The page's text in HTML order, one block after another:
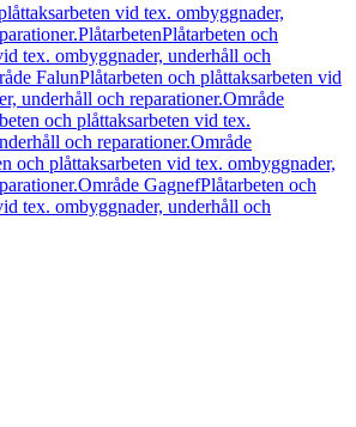
vid tex. ombyggnader,
PlåtarbetenPlåtarbeten och
tex. ombyggnader, underhåll och
FalunPlåtarbeten och plåttaksarbeten vid
underhåll och reparationer.Område
och plåttaksarbeten vid tex.
och reparationer.Område
och plåttaksarbeten vid tex. ombyggnader,
Område GagnefPlåtarbeten och
tex. ombyggnader, underhåll och